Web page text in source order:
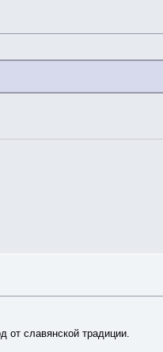
от славянской традиции.